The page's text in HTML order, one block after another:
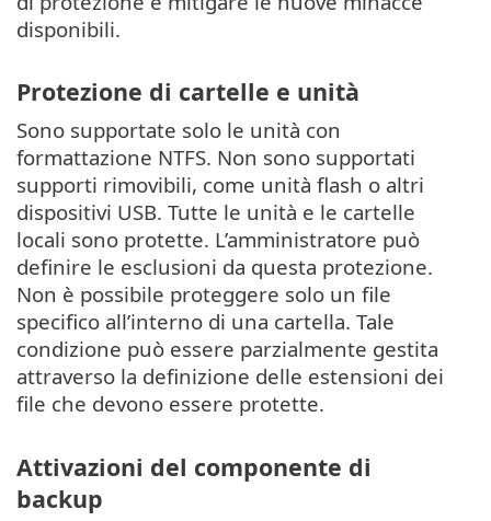
disponibili.
Protezione di cartelle e unità
Sono supportate solo le unità con
formattazione NTFS. Non sono supportati
supporti rimovibili, come unità flash o altri
dispositivi USB. Tutte le unità e le cartelle
locali sono protette. L’amministratore può
definire le esclusioni da questa protezione.
Non è possibile proteggere solo un file
specifico all’interno di una cartella. Tale
condizione può essere parzialmente gestita
attraverso la definizione delle estensioni dei
file che devono essere protette.
Attivazioni del componente di
backup